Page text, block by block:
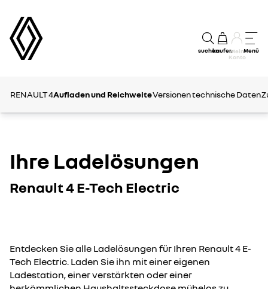
suchenkaufenMein
Konto
Menü
RENAULT 4Aufladen und ReichweiteVersionentechnische Daten
Ihre Ladelösungen
Renault 4 E-Tech Electric
Entdecken Sie alle Ladelösungen für Ihren Renault 4 E-
Tech Electric. Laden Sie ihn mit einer eigenen
Ladestation, einer verstärkten oder einer